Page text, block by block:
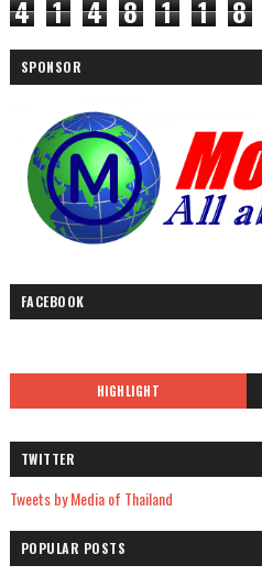
4 1 4 8 1 1 8
SPONSOR
FACEBOOK
HIGHLIGHT
TWITTER
Tweets by Media of Thailand
POPULAR POSTS